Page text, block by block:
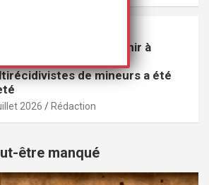
projet de loi visant à punir à
de mineurs a été
2026 Rédaction
être manqué